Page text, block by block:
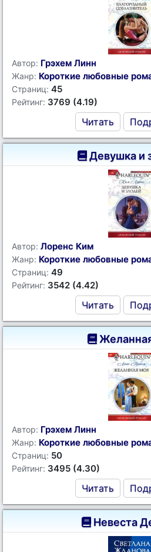
Автор: Грэхем Линн
Жанр: Короткие любовные
Страниц: 45
Рейтинг: 3769 (4.19)
Читать
Девушка и
Автор: Лоренс Ким
Жанр: Короткие любовные
Страниц: 49
Рейтинг: 3542 (4.42)
Читать
Автор: Грэхем Линн
Жанр: Короткие любовные
Страниц: 50
Рейтинг: 3495 (4.30)
Читать
Невеста